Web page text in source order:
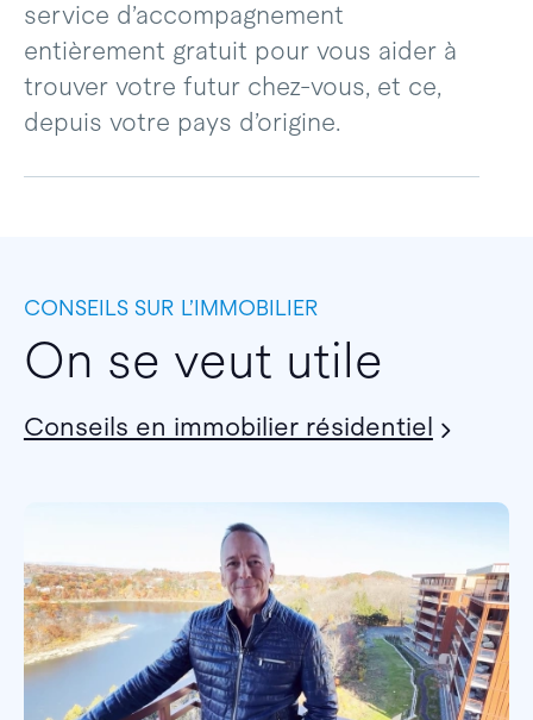
service d’accompagnement
entièrement gratuit pour vous aider à
trouver votre futur chez-vous, et ce,
depuis votre pays d’origine.
CONSEILS SUR L’IMMOBILIER
On se veut utile
Conseils en immobilier résidentiel